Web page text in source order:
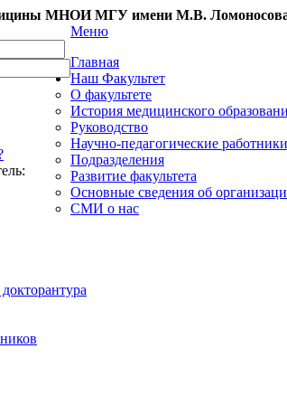
МНОИ МГУ имени М.В.
Меню
Главная
Наш Факультет
О факультете
История медицинского
Руководство
Научно-педагогические работники
Подразделения
Развитие факультета
Основные сведения об
СМИ о нас